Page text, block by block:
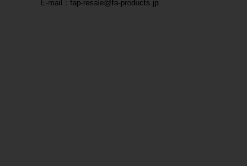
E-mail：fap-resale@fa-products.jp